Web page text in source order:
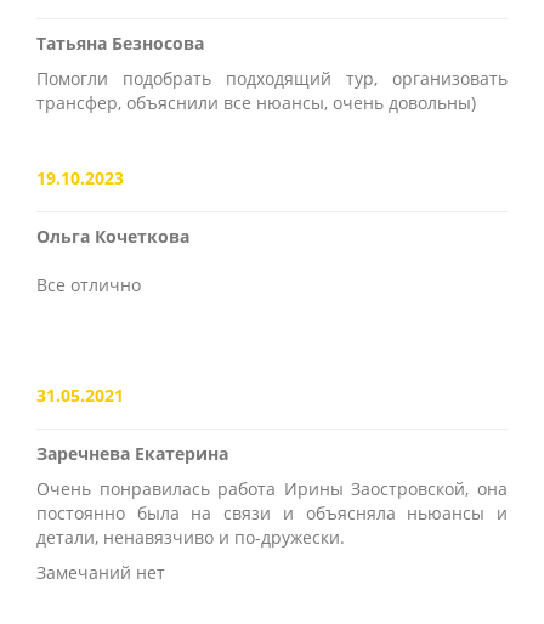
Татьяна Безносова
Помогли подобрать подходящий тур, организовать
трансфер, объяснили все нюансы, очень довольны)
19.10.2023
Ольга Кочеткова
Все отлично
31.05.2021
Заречнева Екатерина
Очень понравилась работа Ирины Заостровской, она
постоянно была на связи и объясняла ньюансы и
детали, ненавязчиво и по-дружески.
Замечаний нет